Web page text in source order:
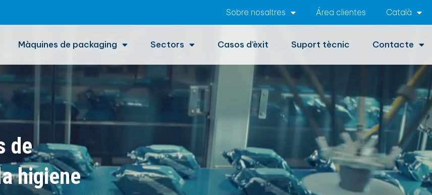
Sobre nosaltres Área clientes Català
Màquines de packaging Sectors Casos d’èxit Suport tècnic Contacte
de
higiene